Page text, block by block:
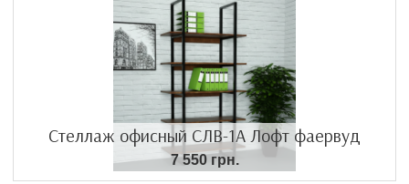
Стеллаж офисный СЛВ-1А Лофт фаервуд
7 550 грн.